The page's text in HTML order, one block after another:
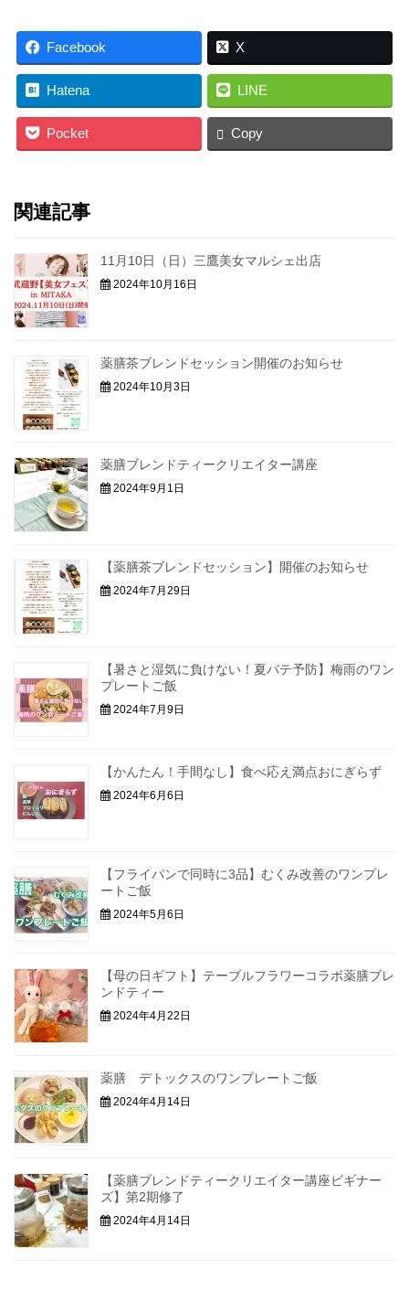
Facebook X
Hatena LINE
Pocket Copy
関連記事
11月10日（日）三鷹美女マルシェ出店
2024年10月16日
薬膳茶ブレンドセッション開催のお知らせ
2024年10月3日
薬膳ブレンドティークリエイター講座
2024年9月1日
【薬膳茶ブレンドセッション】開催のお知らせ
2024年7月29日
【暑さと湿気に負けない！夏バテ予防】梅雨のワン
プレートご飯
2024年7月9日
【かんたん！手間なし】食べ応え満点おにぎらず
2024年6月6日
【フライパンで同時に3品】むくみ改善のワンプレ
ートご飯
2024年5月6日
【母の日ギフト】テーブルフラワーコラボ薬膳ブレ
ンドティー
2024年4月22日
薬膳 デトックスのワンプレートご飯
2024年4月14日
【薬膳ブレンドティークリエイター講座ビギナー
ズ】第2期修了
2024年4月14日